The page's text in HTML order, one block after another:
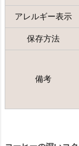
アレルギー表示
保存方法
備考